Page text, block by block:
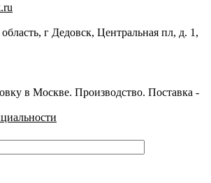
г Дедовск, Центральная пл, д. 1,
в Москве. Производство. Поставка -